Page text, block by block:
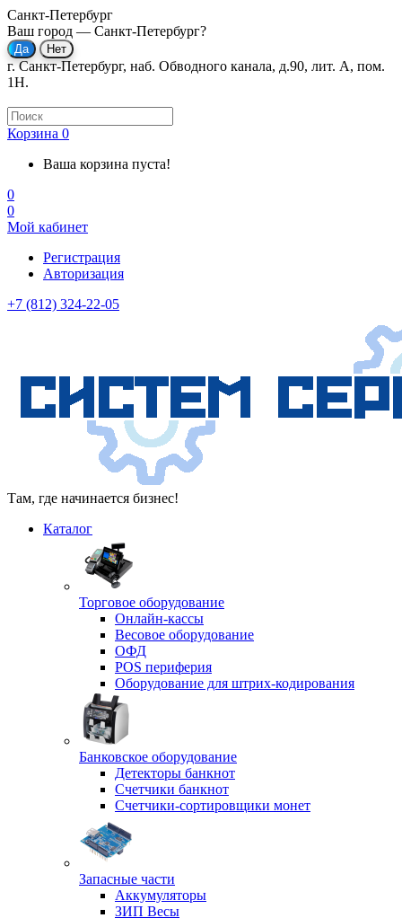
Санкт-Петербург
Ваш город — Санкт-Петербург?
г. Санкт-Петербург, наб. Обводного канала, д.90, лит. А, пом.
1Н.
Корзина 0
Ваша корзина пуста!
0
0
Мой кабинет
Регистрация
Авторизация
+7 (812) 324-22-05
Там, где начинается бизнес!
Каталог
Торговое оборудование
Онлайн-кассы
Весовое оборудование
ОФД
POS периферия
Оборудование для штрих-кодирования
Банковское оборудование
Детекторы банкнот
Счетчики банкнот
Счетчики-сортировщики монет
Запасные части
Аккумуляторы
ЗИП Весы